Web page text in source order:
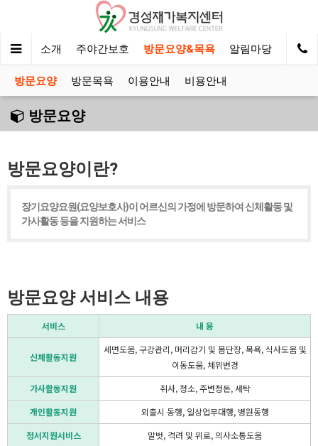
시설소개 주야간보호 방문요양&목욕 알림마당
방문요양 방문목욕 이용안내 비용안내
방문요양
방문요양이란?
장기요양요원(요양보호사)이 어르신의 가정에 방문하여 신체활동 및
가사활동 등을 지원하는 서비스
방문요양 서비스 내용
서비스 내 용
신체활동지원
세면도움, 구강관리, 머리감기 및 몸단장, 목욕, 식사도움 및
이동도움, 체위변경
가사활동지원
취사, 청소, 주변정돈, 세탁
개인활동지원
외출시 동행, 일상업무대행, 병원동행
정서지원서비스
말벗, 격려 및 위로, 의사소통도움